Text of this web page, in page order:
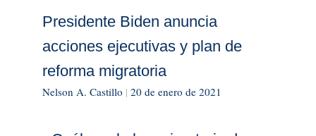
Presidente Biden anuncia
acciones ejecutivas y plan de
reforma migratoria
Nelson A. Castillo | 20 de enero de 2021